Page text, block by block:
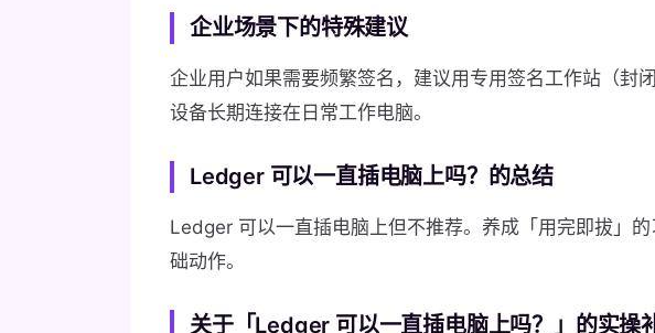
企业场景下的特殊建议
企业用户如果需要频繁签名，建议用专用签名工作站（封
设备长期连接在日常工作电脑。
Ledger 可以一直插电脑上吗？的总结
Ledger 可以一直插电脑上但不推荐。养成「用完即拔」
础动作。
关于「Ledger 可以一直插电脑上吗？」的实操